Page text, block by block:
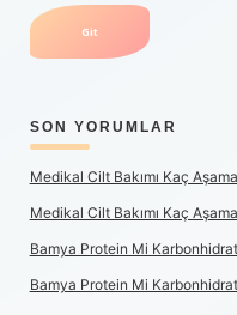
SON YORUMLAR
Medikal Cilt Bakımı Kaç
Medikal Cilt Bakımı Kaç
Bamya Protein Mi Karbonhidrat
Bamya Protein Mi Karbonhidrat